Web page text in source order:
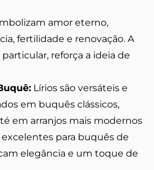
amor eterno,
fertilidade e renovação. A
reforça a ideia de
Lírios são versáteis e
em buquês clássicos,
em arranjos mais modernos
excelentes para buquês de
elegância e um toque de